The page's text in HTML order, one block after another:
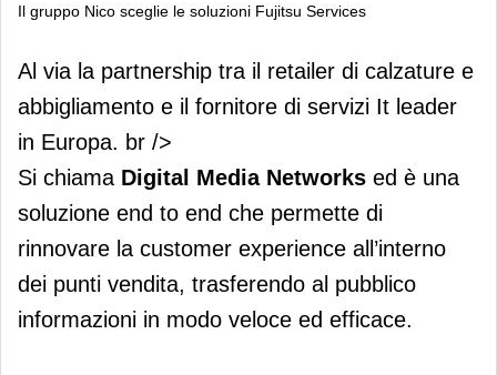
Il gruppo Nico sceglie le soluzioni Fujitsu Services
Il gruppo Nico sceglie le soluzioni
Fujitsu Services
Al via la partnership tra il retailer di calzature e
abbigliamento e il fornitore di servizi It leader
in Europa. br />
Si chiama Digital Media Networks ed è una
soluzione end to end che permette di
rinnovare la customer experience all’interno
dei punti vendita, trasferendo al pubblico
informazioni in modo veloce ed efficace.